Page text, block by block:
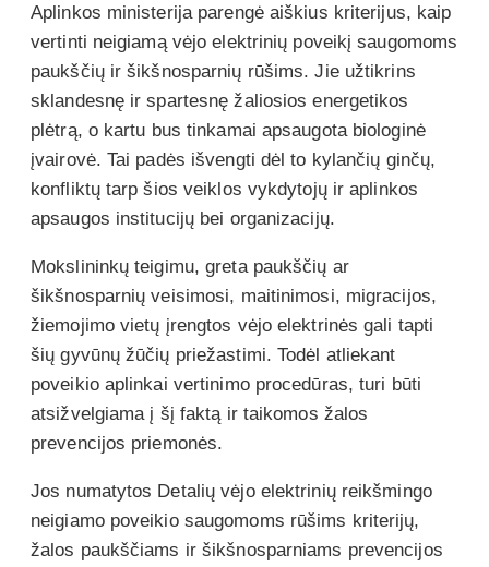
Aplinkos ministerija parengė aiškius kriterijus, kaip
vertinti neigiamą vėjo elektrinių poveikį saugomoms
paukščių ir šikšnosparnių rūšims. Jie užtikrins
sklandesnę ir spartesnę žaliosios energetikos
plėtrą, o kartu bus tinkamai apsaugota biologinė
įvairovė. Tai padės išvengti dėl to kylančių ginčų,
konfliktų tarp šios veiklos vykdytojų ir aplinkos
apsaugos institucijų bei organizacijų.
Mokslininkų teigimu, greta paukščių ar
šikšnosparnių veisimosi, maitinimosi, migracijos,
žiemojimo vietų įrengtos vėjo elektrinės gali tapti
šių gyvūnų žūčių priežastimi. Todėl atliekant
poveikio aplinkai vertinimo procedūras, turi būti
atsižvelgiama į šį faktą ir taikomos žalos
prevencijos priemonės.
Jos numatytos Detalių vėjo elektrinių reikšmingo
neigiamo poveikio saugomoms rūšims kriterijų,
žalos paukščiams ir šikšnosparniams prevencijos